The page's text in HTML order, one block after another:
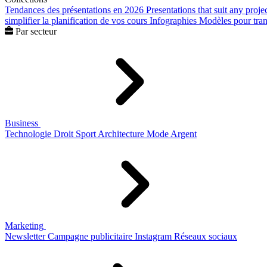
Tendances des présentations en 2026 Presentations that suit any
simplifier la planification de vos cours Infographies Modèles pour
Par secteur
Business
Technologie Droit Sport Architecture Mode Argent
Marketing
Newsletter Campagne publicitaire Instagram Réseaux sociaux